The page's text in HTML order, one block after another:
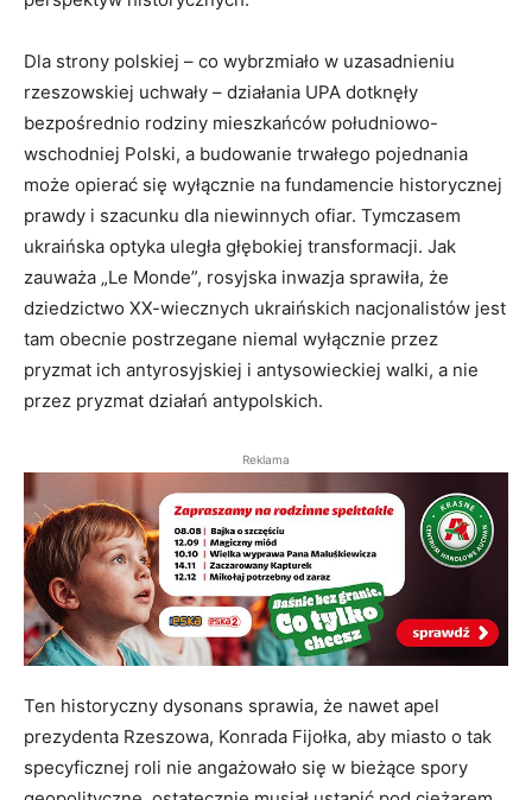
Dla strony polskiej – co wybrzmiało w uzasadnieniu
rzeszowskiej uchwały – działania UPA dotknęły
bezpośrednio rodziny mieszkańców południowo-
wschodniej Polski, a budowanie trwałego pojednania
może opierać się wyłącznie na fundamencie historycznej
prawdy i szacunku dla niewinnych ofiar. Tymczasem
ukraińska optyka uległa głębokiej transformacji. Jak
zauważa „Le Monde”, rosyjska inwazja sprawiła, że
dziedzictwo XX-wiecznych ukraińskich nacjonalistów jest
tam obecnie postrzegane niemal wyłącznie przez
pryzmat ich antyrosyjskiej i antysowieckiej walki, a nie
przez pryzmat działań antypolskich.
Reklama
Ten historyczny dysonans sprawia, że nawet apel
prezydenta Rzeszowa, Konrada Fijołka, aby miasto o tak
specyficznej roli nie angażowało się w bieżące spory